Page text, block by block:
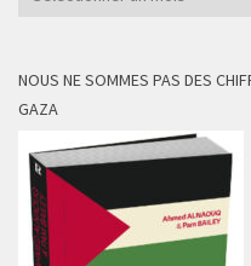
NOUS NE SOMMES PAS DES
GAZA